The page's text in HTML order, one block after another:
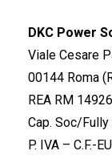
DKC Power
Viale Cesare
00144 Roma
REA RM
Cap. Soc/
P. IVA – C.F.-